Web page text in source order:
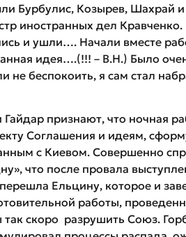
Бурбулис, Козырев, Шахрай
иностранных дел
и ушли…. Начали вместе
идея….(!!! – В.Н.) Было
не беспокоить, я сам стал
признают, что ночная
Соглашения и идеям,
с Киевом. Совершенно
что после провала
Ельцину, которое и
работы,
скоро разрушить Союз.